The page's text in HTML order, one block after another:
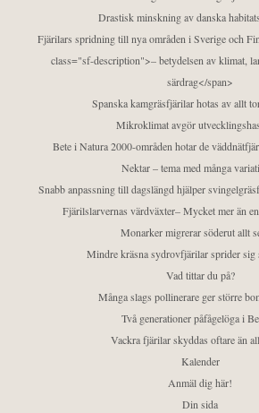
Drastisk minskning av danska
Fjärilars spridning till nya områden i Sverige och
class="sf-description">– betydelsen av klimat,
särdrag</span>
Spanska kamgräsfjärilar hotas av allt
Mikroklimat avgör
Bete i Natura 2000-områden hotar de
Nektar – tema med många
Snabb anpassning till dagslängd hjälper
Fjärilslarvernas värdväxter– Mycket mer än
Monarker migrerar söderut allt
Mindre kräsna sydrovfjärilar sprider sig
Vad tittar du på?
Många slags pollinerare ger större
Två generationer påfågelöga i
Vackra fjärilar skyddas oftare än
Kalender
Anmäl dig här!
Din sida